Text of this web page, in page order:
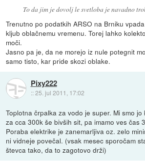
To da jim je dovolj le svetloba je navadno
Trenutno po podatkih ARSO na Brniku
kljub oblačnemu vremenu. Torej lahko
moči.
Jasno pa je, da ne morejo iz nule potegnit
samo tisto, kar pride skozi oblake.
Pixy222
::25. jul 2011, 17:02
Toplotna črpalka za vodo je super. Mi smo
za cca 300k še bivših sit, pa imamo ves čas
Poraba elektrike je zanemarljiva oz. zelo
ni vidneje povečal. (vsak mesec sporočam
števca tako, da to zagotovo drži)